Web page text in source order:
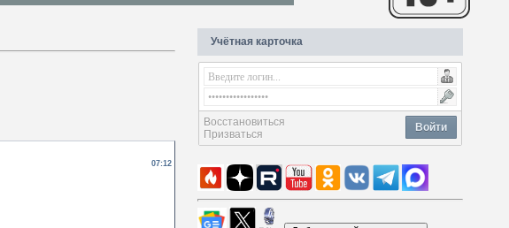
07:12
Учётная карточка
Войти
Восстановиться
Призваться